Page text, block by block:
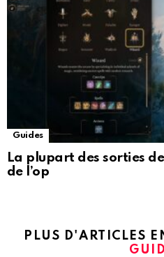
Guides
La plupart des sorties
de l’op
PLUS D'ARTICLES